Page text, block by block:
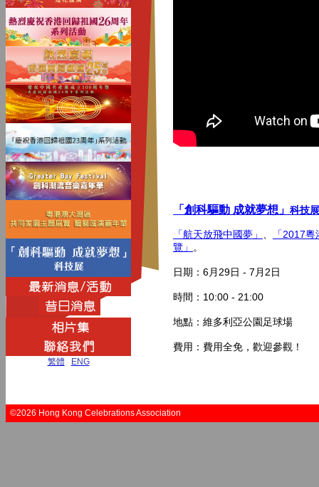
繁體 ENG
「創科驅動 成就夢想」 科技展
「航天放飛中國夢」
「2017
覽」
。
日期：6月29日 - 7月2日
時間：10:00 - 21:00
地點：維多利亞公園足球場
費用：費用全免，歡迎參觀！
©2026 Hong Kong Celebrations Association